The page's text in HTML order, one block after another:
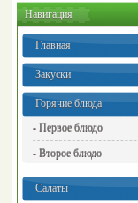
Навигация
Главная
Закуски
Горячие блюда
- Первое блюдо
- Второе блюдо
Салаты